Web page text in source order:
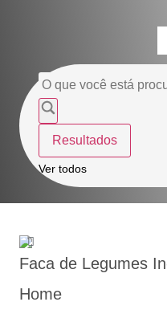
Resultados
Ver todos
Faca de Legumes
Home